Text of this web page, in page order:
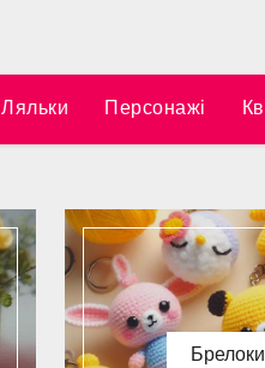
Ляльки Персонажі
Брелоки